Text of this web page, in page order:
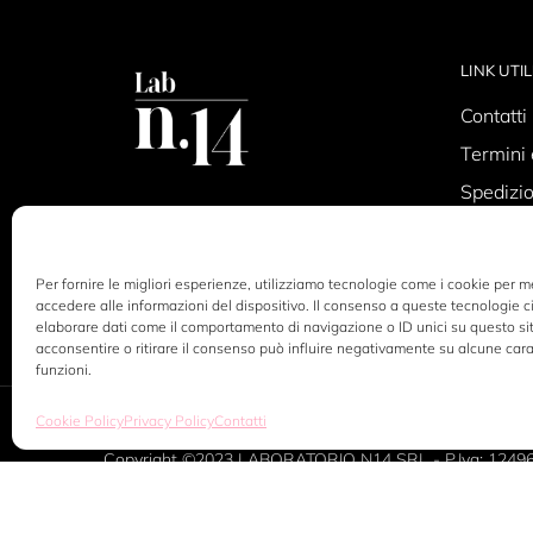
Per fornire le migliori esperienze, utilizziamo tecnologie come i cookie per
accedere alle informazioni del dispositivo. Il consenso a queste tecnologie
elaborare dati come il comportamento di navigazione o ID unici su questo
acconsentire o ritirare il consenso può influire negativamente su alcune
funzioni.
Cookie PolicyPrivacy PolicyContatti
LINK
Contatti
Termini
Copyright ©2023 LABORATORIO N14 SRL - P.Iva: